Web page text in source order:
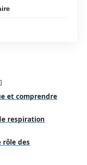
et comprendre
respiration
rôle des